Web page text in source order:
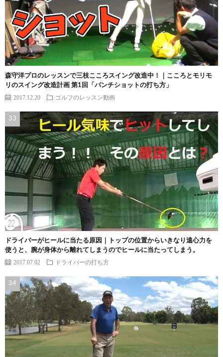
森守洋プロのレッスンで三枝こころスイング改造中！｜こころとモリモ
リのスイング改造計画 第1回「パンチショットの打ち方」
2017.12.20 ゴルフのレッスン動画
ドライバーがヒールに当たる原因｜トップの位置からいきなり遠心力を
使うと、腕が身体から離れてしまうのでヒールに当たってしまう。
2017.07.02 ドライバーの打ち方